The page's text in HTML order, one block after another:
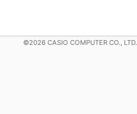
©2026 CASIO COMPUTER CO., LTD.